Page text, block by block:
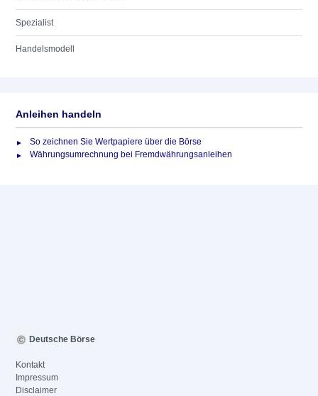
Spezialist
Handelsmodell
Anleihen handeln
So zeichnen Sie Wertpapiere über die Börse
Währungsumrechnung bei Fremdwährungsanleihen
Deutsche Börse
Kontakt
Impressum
Disclaimer